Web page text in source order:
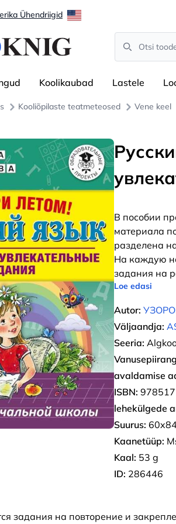
Ühendriigid
Search
Koolikaubad Lastele
Kooliõpilaste teatmeteosed Vene keel
В пособии
материала
разделена
На каждую
задания на
Loe edasi
Autor:
Väljaandja:
Seeria:
avaldamise
ISBN:
lehekülgede
Suurus:
Kaanetüüp:
Kaal: 53 g
ID: 286446
задания на повторение и